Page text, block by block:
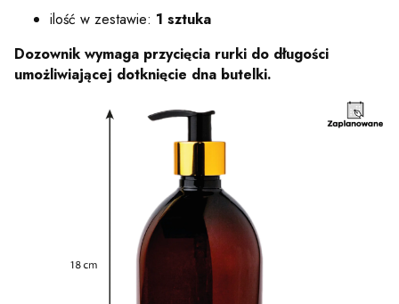
ilość w zestawie: 1 sztuka
Dozownik wymaga przycięcia rurki do długości
umożliwiającej dotknięcie dna butelki.